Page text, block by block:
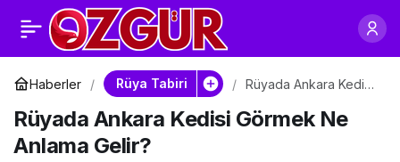
Haberler Rüya Tabiri
Rüyada Ankara Kedisi
Gelir?
Rüyada Ankara Kedisi Görmek Ne
Anlama Gelir?
Rüyada Van Kedisi
Görmek Ne Anlama
Gelir?
Paylaş